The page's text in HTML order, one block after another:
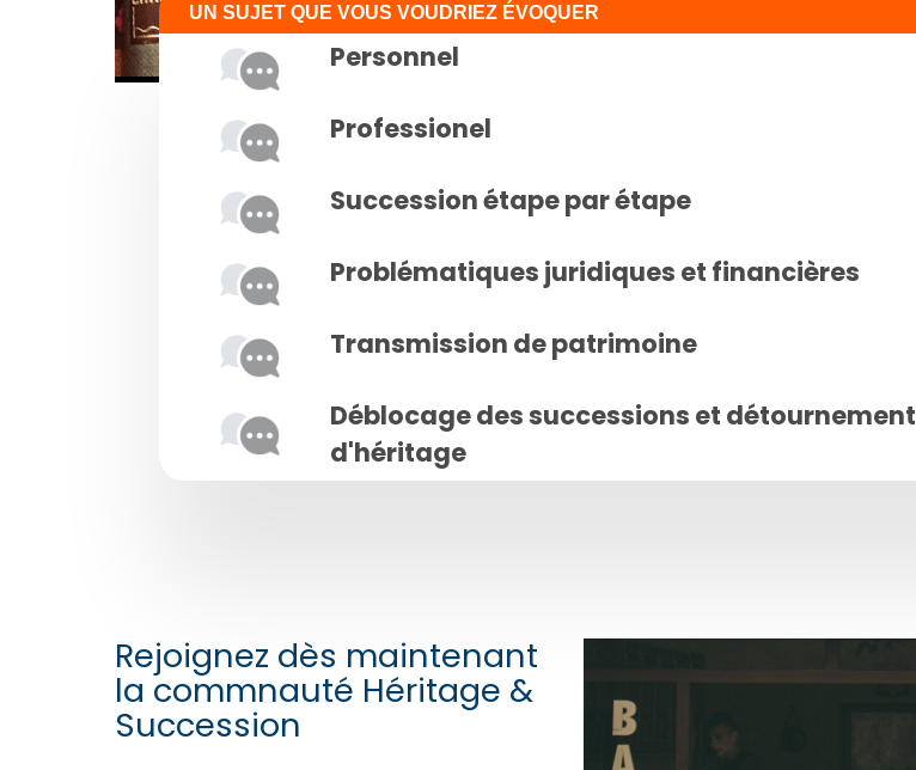
UN SUJET QUE VOUS VOUDRIEZ ÉVOQUER
Personnel
Professionel
Succession étape par étape
Problématiques juridiques et financières
Transmission de patrimoine
Déblocage des successions et détournement
d'héritage
Rejoignez dès maintenant
la commnauté Héritage &
Succession